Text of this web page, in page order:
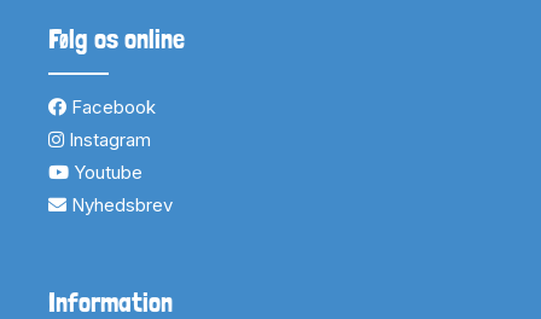
Følg os online
Facebook
Instagram
Youtube
Nyhedsbrev
Information